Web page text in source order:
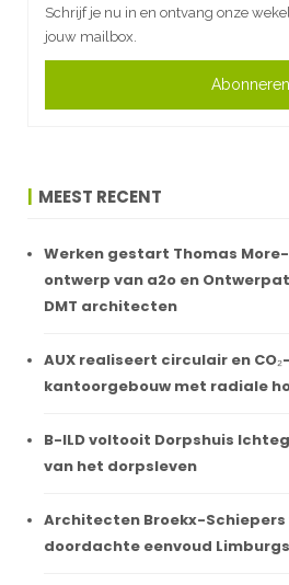
Schrijf je nu in en ontvang onze
jouw mailbox.
Abonneren
MEEST RECENT
Werken gestart Thomas
ontwerp van a2o en
DMT architecten
AUX realiseert circulair en
kantoorgebouw met radiale
B-ILD voltooit Dorpshuis
van het dorpsleven
Architecten Broekx-
doordachte eenvoud